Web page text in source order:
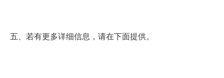
五、若有更多详细信息，请在下面提供。